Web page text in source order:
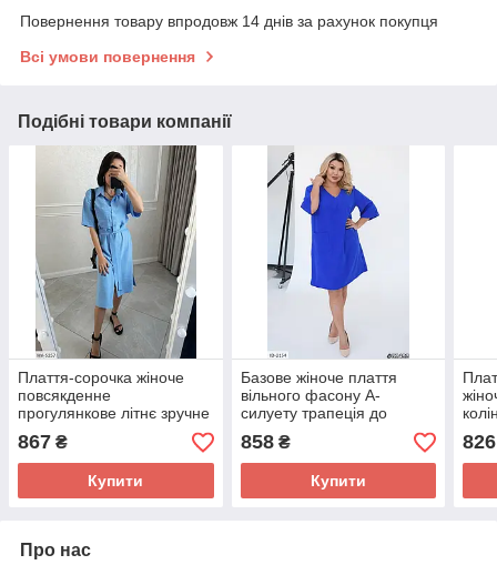
Повернення товару впродовж 14 днів за рахунок покупця
Всі умови повернення
Подібні товари компанії
Плаття-сорочка жіноче
повсякденне
прогулянкове літнє зручне
за коліно прямого вільного
фасону з поясом
867 ₴
Купити
Базове жіноче плаття
вільного фасону А-
силуету трапеція до
коліна на кожен день
великі розміри 46-64
858₴
Купити
409
826
Про нас